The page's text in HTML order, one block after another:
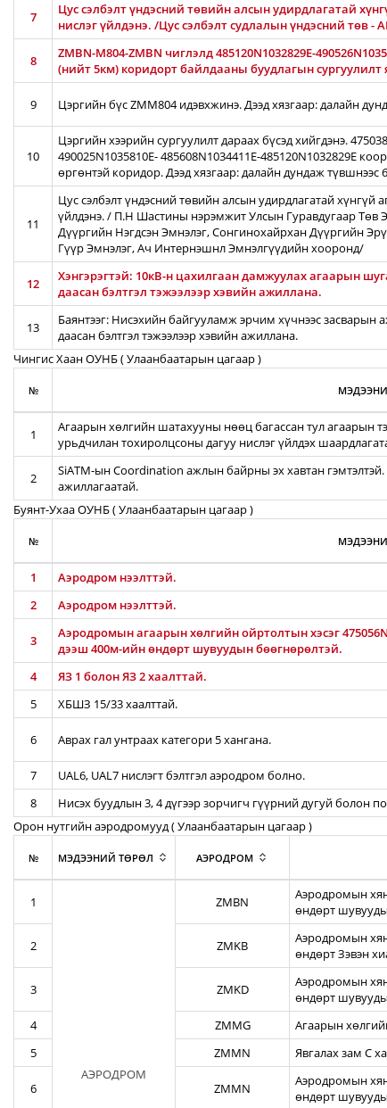
7
Цус сэлбэлт үндэсний төвийн алсын удирдлагатай
нислэг үйлдэнэ. /Цус сэлбэлт судлалын үндэсний
8
ZMBN-M804-ZMBN чиглэлд 485120N1032829E-
(нийт 5км) коридорт байлдааны буудлагын сургуулилт
9 Цэргийн бүс ZMM804 идэвхжинэ. Дээд хязгаар: далайн
10
Цэргийн хээрийн сургуулилт дараах бүсэд хийгдэнэ.
490025N1035810E- 485608N1034411E-485120N1032829E
өргөнтэй коридор. Дээд хязгаар: далайн дундаж
11
Цус сэлбэлт үндэсний төвийн алсын удирдлагатай
үйлдэнэ. / П.Н Шастины нэрэмжит Улсын Гуравдугаар Төв
Дүүргийн Нэгдсэн Эмнэлэг, Сонгинохайрхан Дүүргийн
Гүүр Эмнэлэг, Ач Интернэшнл Эмнэлгүүдийн хооронд/
12
Хэнгэрэгтэй: 10кВ-н цахилгаан дамжуулах агаарын
даасан бэлтгэл тэжээлээр хэвийн ажиллана.
13
Баянтээг: Нисэхийн байгууламж эрчим хүчнээс засварын
даасан бэлтгэл тэжээлээр хэвийн ажиллана.
Чингис Хаан ОУНБ ( Улаанбаатарын цагаар )
№
1
Агаарын хөлгийн шатахууны нөөц багассан тул агаарын
урьдчилан тохиролцсоны дагуу нислэг үйлдэх
2
SiATM-ын Coordination ажлын байрны эх хавтан
ажиллагаатай.
Буянт-Ухаа ОУНБ ( Улаанбаатарын цагаар )
№
1 Аэродром нээлттэй.
2
Аэродром нээлттэй.
3
Аэродромын агаарын хөлгийн ойртолтын хэсэг
дээш 400м-ийн өндөрт шувуудын бөөгнөрөлтэй.
4 ЯЗ 1 болон ЯЗ 2 хаалттай.
5
ХБШЗ 15/33 хаалттай.
6 Аврах гал унтраах категори 5 хангана.
7 UAL6, UAL7 нислэгт бэлтгэл аэродром болно.
8
Нисэх буудлын 3, 4 дүгээр зорчигч гүүрний дугуй болон
Орон нутгийн аэродромууд ( Улаанбаатарын цагаар )
№ МЭДЭЭНИЙ ТӨРӨЛ АЭРОДРОМ
1
АЭРОДРОМ
ZMBN
Аэродромын
өндөрт
2 ZMKB
Аэродромын
өндөрт Зэвэн
3 ZMKD
Аэродромын
өндөрт
4 ZMMG Агаарын
5
ZMMN Явгалах зам С
6 ZMMN
Аэродромын
өндөрт